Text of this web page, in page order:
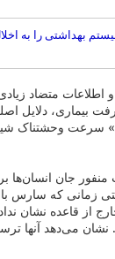
بهداشتی را به
متضاد
بیماری، دلایل
سرعت وحشتناک
جان انسان‌ها
زمانی که سارس
از قاعده نشان